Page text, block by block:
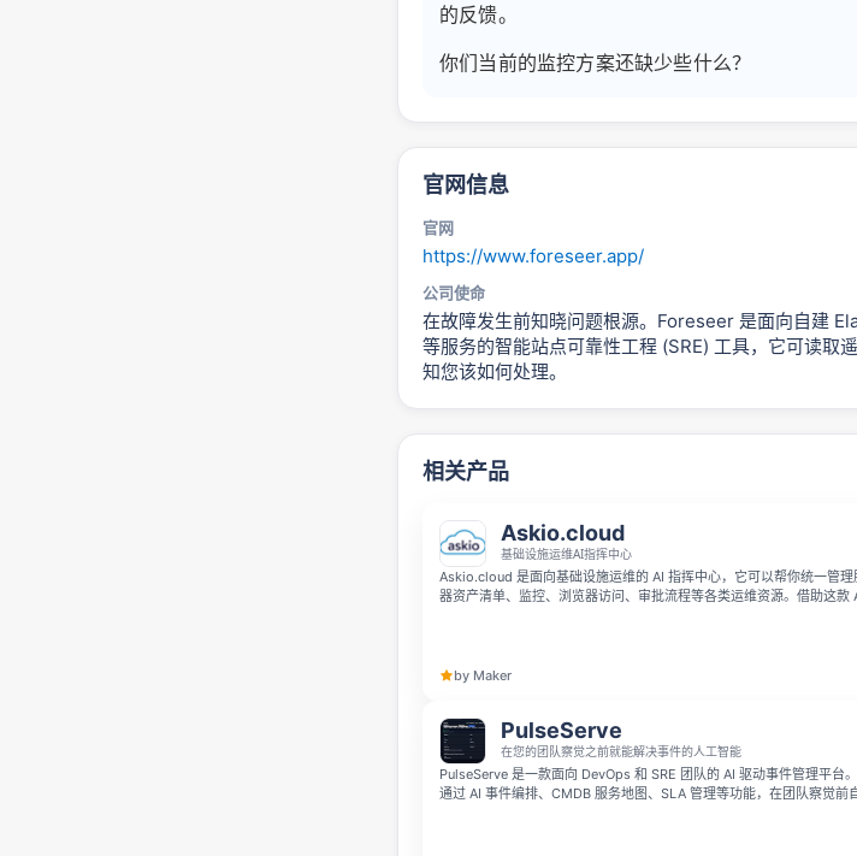
的反馈。
你们当前的监控方案还缺少些什么？
官网信息
官网
https://www.foreseer.app/
公司使命
在故障发生前知晓问题根源。Foreseer 是面向自建
等服务的智能站点可靠性工程 (SRE) 工具，它可读取
知您该如何处理。
相关产品
Askio.cloud
基础设施运维AI指挥中心
Askio.cloud 是面向基础设施运维的 AI 指挥中心，它可以帮你统一管理
器资产清单、监控、浏览器访问、审批流程等各类运维资源。借助这款
by Maker
PulseServe
在您的团队察觉之前就能解决事件的人工智能
PulseServe 是一款面向 DevOps 和 SRE 团队的 AI 驱动事件管理平台
通过 AI 事件编排、CMDB 服务地图、SLA 管理等功能，在团队察觉前